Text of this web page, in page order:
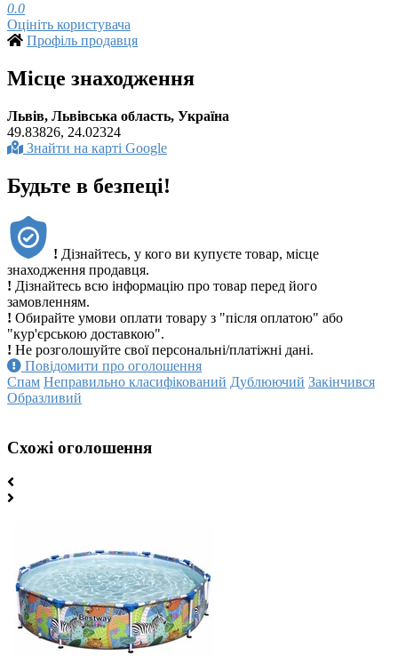
0.0
Оцініть користувача
Профіль продавця
Місце знаходження
Львів, Львівська область, Україна
49.83826, 24.02324
Знайти на карті Google
Будьте в безпеці!
! Дізнайтесь, у кого ви купуєте товар, місце
знаходження продавця.
! Дізнайтесь всю інформацію про товар перед його
замовленням.
! Обирайте умови оплати товару з "після оплатою" або
"кур'єрською доставкою".
! Не розголошуйте свої персональні/платіжні дані.
Повідомити про оголошення
Спам Неправильно класифікований Дублюючий Закінчився
Образливий
Схожі оголошення